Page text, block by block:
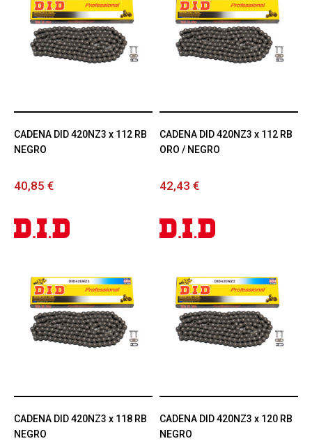
CADENA DID 420NZ3 x 112 RB
NEGRO
40,85 €
CADENA DID 420NZ3 x 112 RB
ORO / NEGRO
42,43 €
CADENA DID 420NZ3 x 118 RB
NEGRO
CADENA DID 420NZ3 x 120 RB
NEGRO